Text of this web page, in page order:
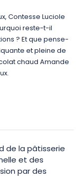
Contesse Luciole
reste-t-il
? Et que pense-
et pleine de
chaud Amande
de la pâtisserie
et des
par des